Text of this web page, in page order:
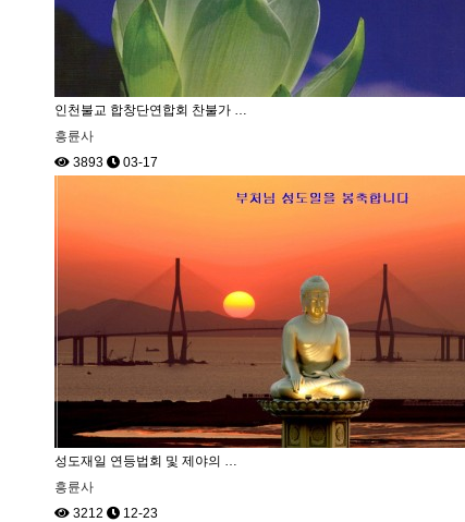
인천불교 합창단연합회 찬불가 …
흥륜사
3893
03-17
성도재일 연등법회 및 제야의 …
흥륜사
3212
12-23